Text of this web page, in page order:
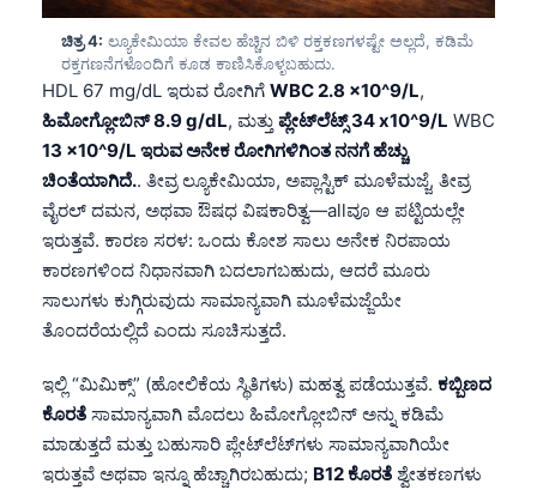
ಚಿತ್ರ 4: ಲ್ಯೂಕೇಮಿಯಾ ಕೇವಲ ಹೆಚ್ಚಿನ ಬಿಳಿ ರಕ್ತಕಣಗಳಷ್ಟೇ ಅಲ್ಲದೆ, ಕಡಿಮೆ
ರಕ್ತಗಣನೆಗಳೊಂದಿಗೆ ಕೂಡ ಕಾಣಿಸಿಕೊಳ್ಳಬಹುದು.
HDL 67 mg/dL ಇರುವ ರೋಗಿಗೆ WBC 2.8 x10^9/L,
ಹಿಮೋಗ್ಲೋಬಿನ್ 8.9 g/dL, ಮತ್ತು ಪ್ಲೇಟ್‌ಲೆಟ್ಸ್ 34 x10^9/L WBC
13 x10^9/L ಇರುವ ಅನೇಕ ರೋಗಿಗಳಿಗಿಂತ ನನಗೆ ಹೆಚ್ಚು
ಚಿಂತೆಯಾಗಿದೆ.. ತೀವ್ರ ಲ್ಯೂಕೇಮಿಯಾ, ಅಪ್ಲಾಸ್ಟಿಕ್ ಮೂಳೆಮಜ್ಜೆ, ತೀವ್ರ
ವೈರಲ್ ದಮನ, ಅಥವಾ ಔಷಧ ವಿಷಕಾರಿತ್ವ—allವೂ ಆ ಪಟ್ಟಿಯಲ್ಲೇ
ಇರುತ್ತವೆ. ಕಾರಣ ಸರಳ: ಒಂದು ಕೋಶ ಸಾಲು ಅನೇಕ ನಿರಪಾಯ
ಕಾರಣಗಳಿಂದ ನಿಧಾನವಾಗಿ ಬದಲಾಗಬಹುದು, ಆದರೆ ಮೂರು
ಸಾಲುಗಳು ಕುಗ್ಗಿರುವುದು ಸಾಮಾನ್ಯವಾಗಿ ಮೂಳೆಮಜ್ಜೆಯೇ
ತೊಂದರೆಯಲ್ಲಿದೆ ಎಂದು ಸೂಚಿಸುತ್ತದೆ.
ಇಲ್ಲಿ “ಮಿಮಿಕ್ಸ್” (ಹೋಲಿಕೆಯ ಸ್ಥಿತಿಗಳು) ಮಹತ್ವ ಪಡೆಯುತ್ತವೆ. ಕಬ್ಬಿಣದ
ಕೊರತೆ ಸಾಮಾನ್ಯವಾಗಿ ಮೊದಲು ಹಿಮೋಗ್ಲೋಬಿನ್ ಅನ್ನು ಕಡಿಮೆ
ಮಾಡುತ್ತದೆ ಮತ್ತು ಬಹುಸಾರಿ ಪ್ಲೇಟ್‌ಲೆಟ್‌ಗಳು ಸಾಮಾನ್ಯವಾಗಿಯೇ
ಇರುತ್ತವೆ ಅಥವಾ ಇನ್ನೂ ಹೆಚ್ಚಾಗಿರಬಹುದು; B12 ಕೊರತೆ ಶ್ವೇತಕಣಗಳು